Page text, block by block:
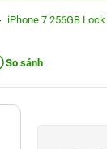
iPhone 7 256GB
So sánh